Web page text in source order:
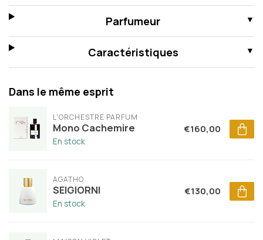
Parfumeur
Caractéristiques
Dans le même esprit
L'ORCHESTRE PARFUM
Mono Cachemire
En stock
€160,00
AGATHO
SEIGIORNI
En stock
€130,00